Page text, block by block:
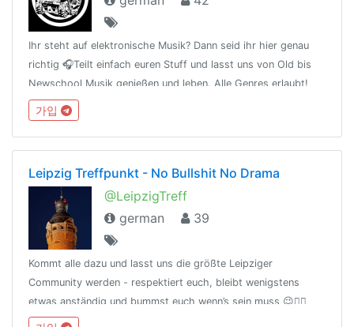
Ihr steht auf elektronische Musik? Dann seid ihr hier genau
richtig 🎧Teilt einfach euren Stuff und lasst uns von Old bis
Newschool Musik genießen und leben. Alle Genres erlaubt!
Keep the Underground alive. ☠🎵Regeln: Bitte kein
Cp/Ap/Gore/Illegales
가입
Leipzig Treffpunkt - No Bullshit No Drama
@LeipzigTreff
german
39
Kommt alle dazu und lasst uns die größte Leipziger
Community werden - respektiert euch, bleibt wenigstens
etwas anständig und bummst euch wenn’s sein muss 😉✌🏽